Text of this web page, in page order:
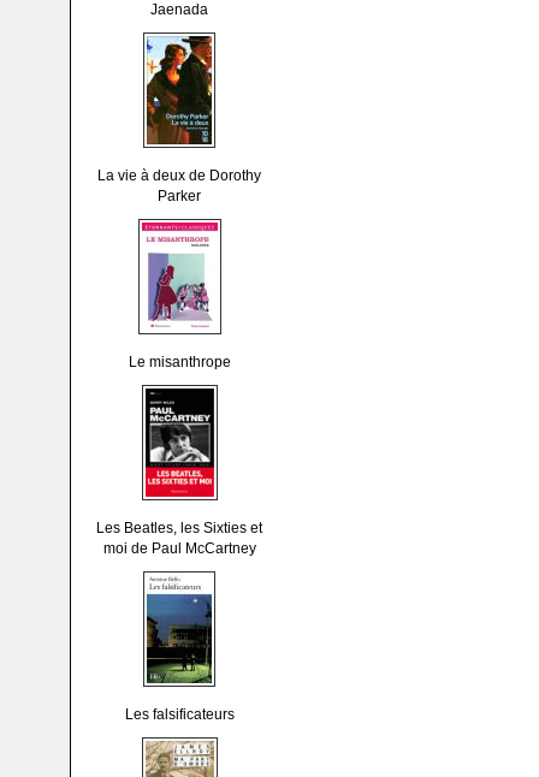
Jaenada
La vie à deux de Dorothy
Parker
Le misanthrope
Les Beatles, les Sixties et
moi de Paul McCartney
Les falsificateurs